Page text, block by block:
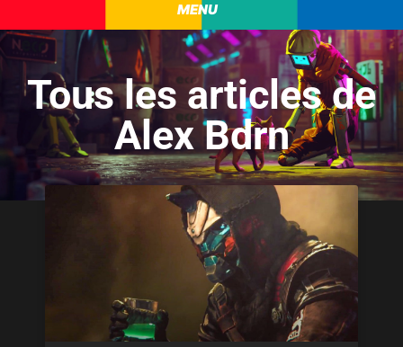
MENU
Tous les articles de
Alex Bdrn